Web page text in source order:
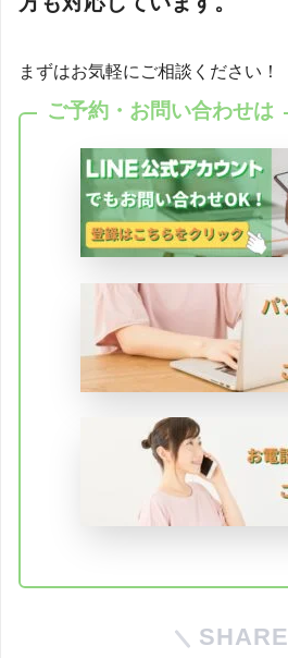
まずはお気軽にご相談ください！
ご予約・お問い合わせは
SHARE